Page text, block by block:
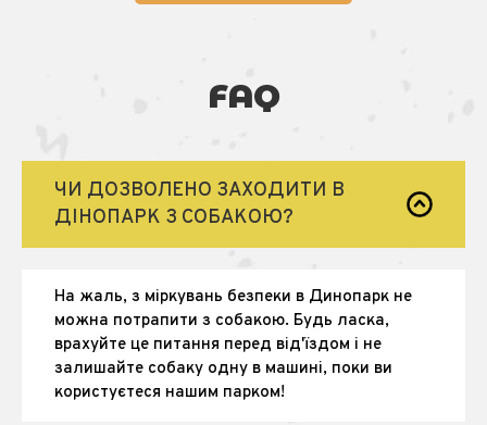
FAQ
ЧИ ДОЗВОЛЕНО ЗАХОДИТИ В
ДІНОПАРК З СОБАКОЮ?
На жаль, з міркувань безпеки в Динопарк не
можна потрапити з собакою. Будь ласка,
врахуйте це питання перед від'їздом і не
залишайте собаку одну в машині, поки ви
користуєтеся нашим парком!